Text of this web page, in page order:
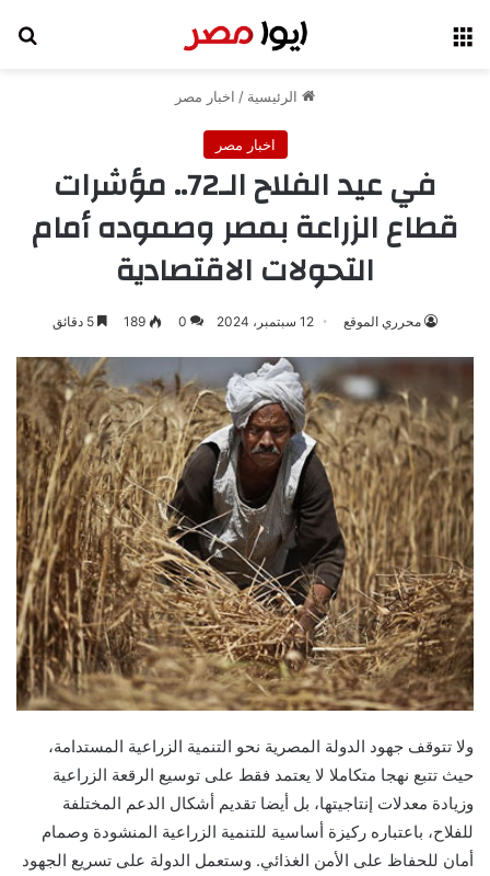
الرئيسية / اخبار مصر
اخبار مصر
في عيد الفلاح الـ72.. مؤشرات
قطاع الزراعة بمصر وصموده أمام
التحولات الاقتصادية
محرري الموقع 12 سبتمبر، 2024 0
189
ولا تتوقف جهود الدولة المصرية نحو التنمية الزراعية المستدامة،
حيث تتبع نهجا متكاملا لا يعتمد فقط على توسيع الرقعة الزراعية
وزيادة معدلات إنتاجيتها، بل أيضا تقديم أشكال الدعم المختلفة
للفلاح، باعتباره ركيزة أساسية للتنمية الزراعية المنشودة وصمام
أمان للحفاظ على الأمن الغذائي. وستعمل الدولة على تسريع الجهود